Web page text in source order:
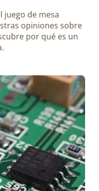
juego de mesa
opiniones sobre
por qué es un